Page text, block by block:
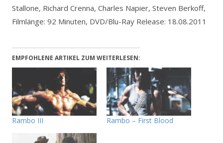
Stallone, Richard Crenna, Charles Napier, Steven Berkoff,
Filmlänge: 92 Minuten, DVD/Blu-Ray Release: 18.08.2011
EMPFOHLENE ARTIKEL ZUM WEITERLESEN:
Rambo III Rambo – First Blood